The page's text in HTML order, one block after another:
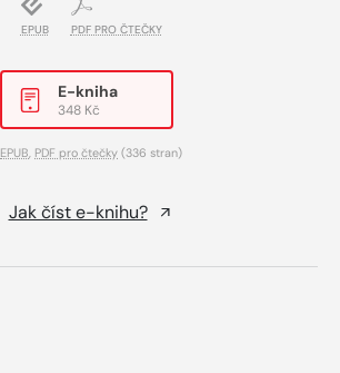
EPUB PDF PRO ČTEČKY
E-kniha
348 Kč
EPUB, PDF pro čtečky (336 stran)
Jak číst e-knihu?